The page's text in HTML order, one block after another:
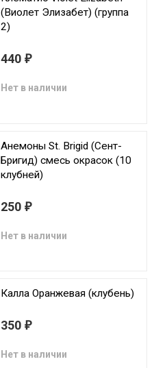
(Виолет Элизабет) (группа
2)
440 ₽
Нет в наличии
Анемоны St. Brigid (Сент-
Бригид) смесь окрасок (10
клубней)
250 ₽
Нет в наличии
Калла Оранжевая (клубень)
350 ₽
Нет в наличии